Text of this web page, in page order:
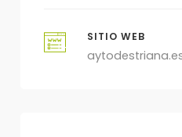
SITIO WEB